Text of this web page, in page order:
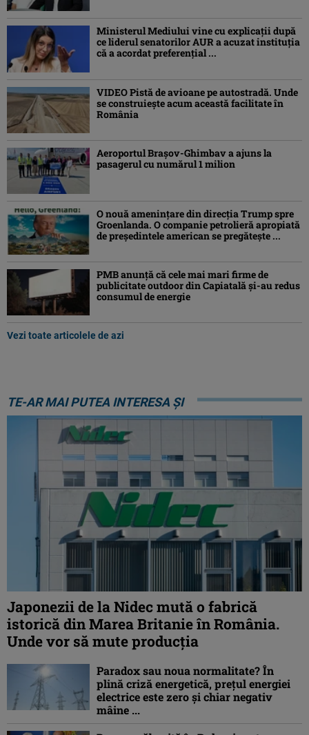
Ministerul Mediului vine cu explicații după
ce liderul senatorilor AUR a acuzat instituția
că a acordat preferențial ...
VIDEO Pistă de avioane pe autostradă. Unde
se construiește acum această facilitate în
România
Aeroportul Brașov-Ghimbav a ajuns la
pasagerul cu numărul 1 milion
O nouă amenințare din direcția Trump spre
Groenlanda. O companie petrolieră apropiată
de președintele american se pregătește ...
PMB anunță că cele mai mari firme de
publicitate outdoor din Capiatală și-au redus
consumul de energie
Vezi toate articolele de azi
TE-AR MAI PUTEA INTERESA ȘI
Japonezii de la Nidec mută o fabrică
istorică din Marea Britanie în România.
Unde vor să mute producția
Paradox sau noua normalitate? În
plină criză energetică, prețul energiei
electrice este zero și chiar negativ
mâine ...